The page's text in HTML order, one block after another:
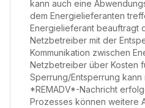
kann auch eine
dem Energielieferanten
Energielieferant beauftragt
Netzbetreiber mit der
Kommunikation zwischen
Netzbetreiber über Kosten
Sperrung/Entsperrung kann
*REMADV*-Nachricht
Prozesses können weitere